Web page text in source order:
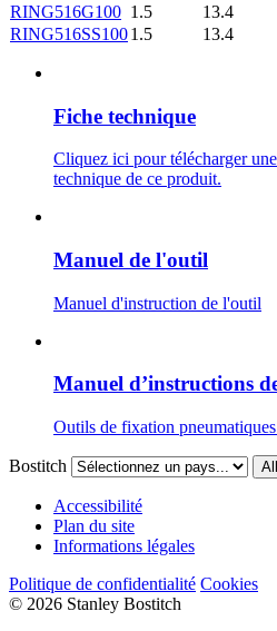
RING516G100 1.5 13.4
RING516SS1001.5 13.4
Fiche technique
Cliquez ici pour télécharger
technique de ce produit.
Manuel de l'outil
Manuel d'instruction de l'outil
Manuel d’instructions
Outils de fixation
Bostitch
Accessibilité
Plan du site
Informations légales
Politique de confidentialité Cookies
© 2026 Stanley Bostitch